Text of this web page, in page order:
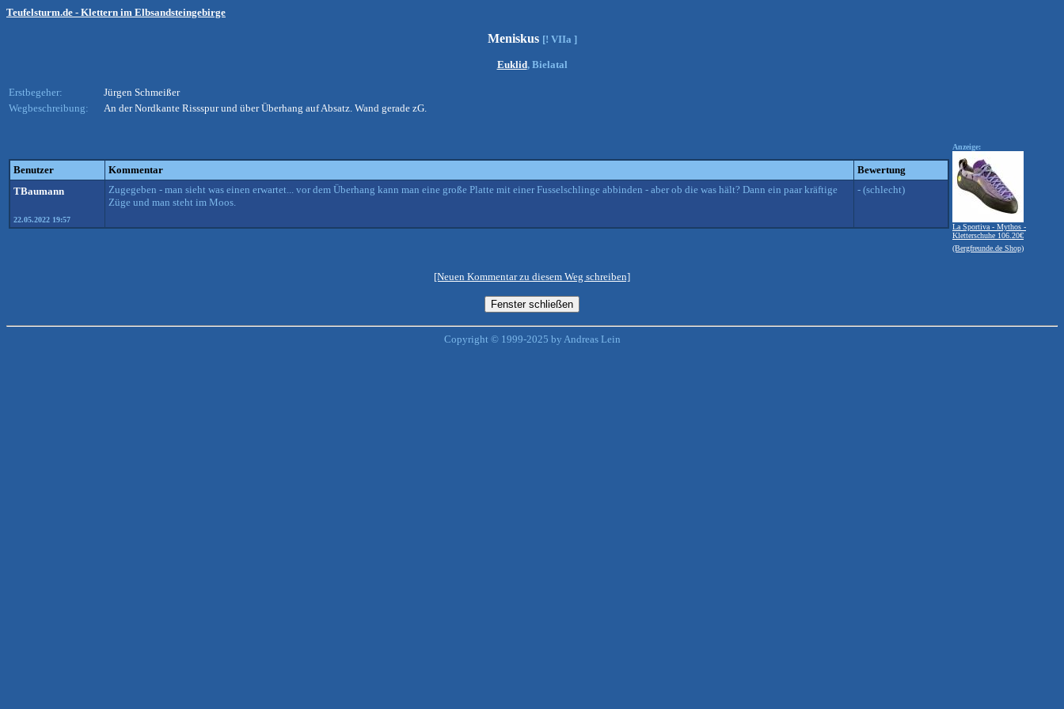
Teufelsturm.de - Klettern im Elbsandsteingebirge
Meniskus [! VIIa ]
Euklid, Bielatal
Erstbegeher:
Jürgen Schmeißer
Wegbeschreibung:
An der Nordkante Rissspur und über Überhang auf Absatz. Wand gerade zG.
Benutzer Kommentar
Bewertung
TBaumann
22.05.2022 19:57
Zugegeben - man sieht was einen erwartet... vor dem Überhang kann man eine große Platte mit einer Fusselschlinge abbinden - aber ob die was hält? Dann ein paar kräftige
Züge und man steht im Moos.
- (schlecht)
Anzeige:
La Sportiva - Mythos -
Kletterschuhe 106.20€
(Bergfreunde.de Shop)
[Neuen Kommentar zu diesem Weg schreiben]
Copyright © 1999-2025 by Andreas Lein